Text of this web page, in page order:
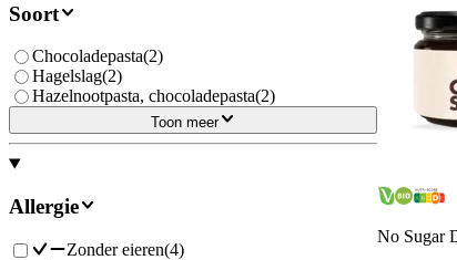
Soort
Chocoladepasta(2)
Hagelslag(2)
Hazelnootpasta, chocoladepasta(2)
Toon meer
Allergie
Zonder eieren(4)
No Sugar